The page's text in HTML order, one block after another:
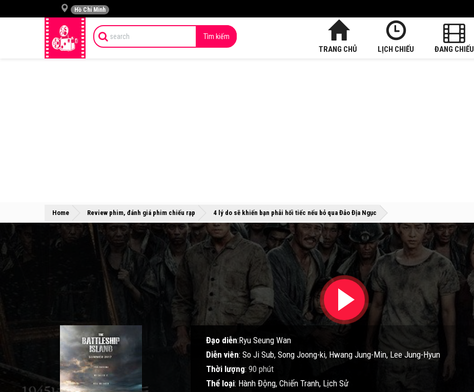
Hồ Chí Minh
Tìm kiếm
TRANG CHỦ LỊCH CHIẾU ĐANG CHIẾU
Home »
Review phim, đánh giá phim chiếu rạp »
4 lý do sẽ khiến bạn phải hối tiếc nếu bỏ qua Đảo Địa Ngục
Đạo diễn:Ryu Seung Wan
Diễn viên: So Ji Sub, Song Joong-ki, Hwang Jung-Min, Lee Jung-Hyun
Thời lượng: 90 phút
Thể loại: Hành Động, Chiến Tranh, Lịch Sử